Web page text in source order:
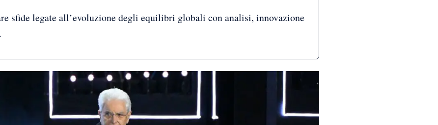
sfide legate all’evoluzione degli equilibri globali con analisi, innovazione